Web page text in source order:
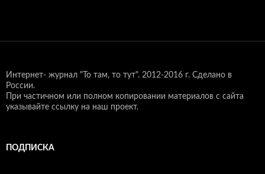
Интернет- журнал "То там, то тут". 2012-2016 г. Сделано в
России.
При частичном или полном копировании материалов с сайта
указывайте ссылку на наш проект.
ПОДПИСКА